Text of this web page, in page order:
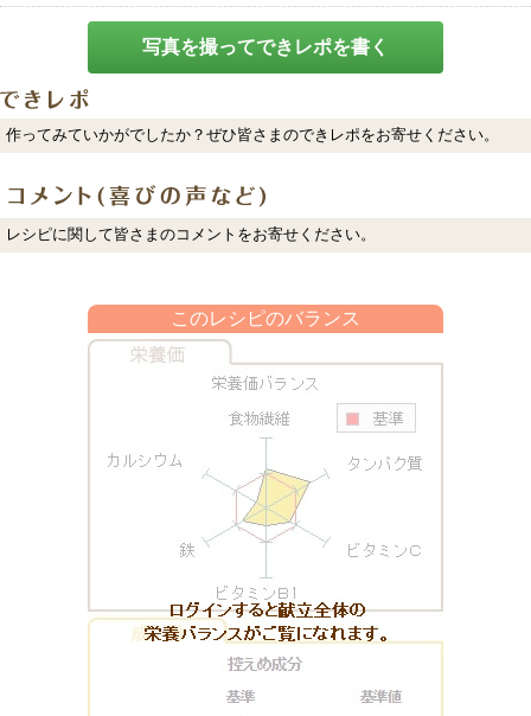
写真を撮ってできレポを書く
作ってみていかがでしたか？ぜひ皆さまのできレポをお寄せください。
レシピに関して皆さまのコメントをお寄せください。
このレシピのバランス